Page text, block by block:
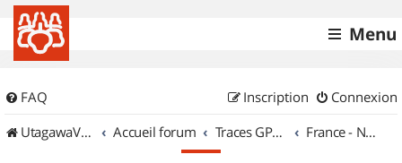
Menu
FAQ Connexion
Inscription
UtagawaVTT (Randos VTT et VTTAE avec traces GPS)
Accueil forum Traces GPS de randos VTT France - Nord Ouest